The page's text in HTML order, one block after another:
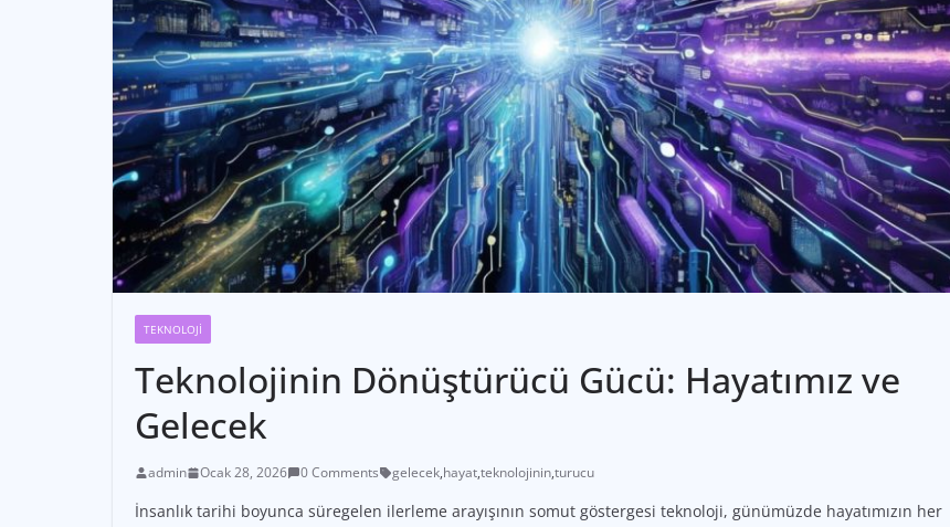
TEKNOLOJI
Teknolojinin Dönüştürücü Gücü: Hayatımız ve
Gelecek
admin Ocak 28, 2026 0 Comments gelecek,hayat,teknolojinin,turucu
İnsanlık tarihi boyunca süregelen ilerleme arayışının somut göstergesi teknoloji, günümüzde hayatımızın her